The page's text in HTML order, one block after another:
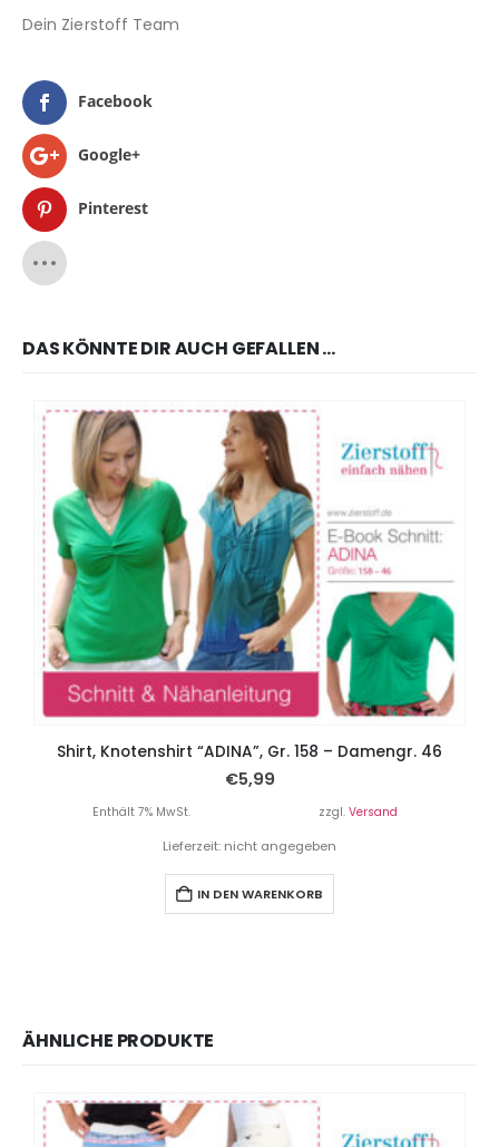
Dein Zierstoff Team
Facebook
Google+
Pinterest
DAS KÖNNTE DIR AUCH GEFALLEN …
Shirt, Knotenshirt “ADINA”, Gr. 158 – Damengr. 46
€5,99
Enthält 7% MwSt. zzgl. Versand
Lieferzeit: nicht angegeben
IN DEN WARENKORB
ÄHNLICHE PRODUKTE